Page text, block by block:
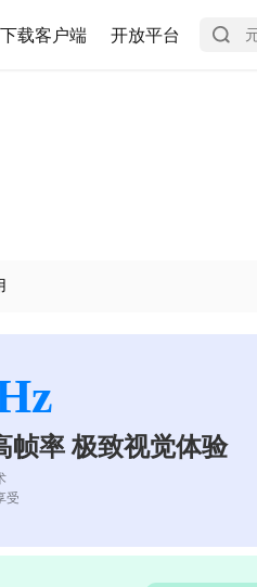
下载客户端 开放平台
帧率 极致视觉体验
受